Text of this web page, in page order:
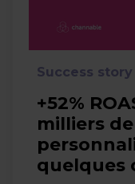
Success story
+52%
milliers
quelques